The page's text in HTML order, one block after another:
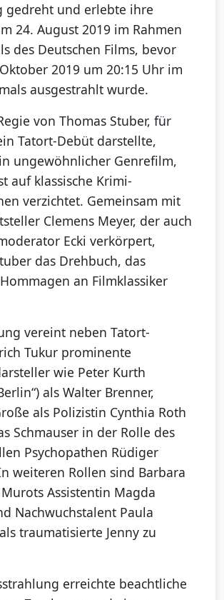
gedreht und erlebte ihre
24. August 2019 im Rahmen
des Deutschen Films, bevor
2019 um 20:15 Uhr im
ausgestrahlt wurde.
von Thomas Stuber, für
Tatort-Debüt darstellte,
ungewöhnlicher Genrefilm,
auf klassische Krimi-
verzichtet. Gemeinsam mit
Clemens Meyer, der auch
Ecki verkörpert,
das Drehbuch, das
an Filmklassiker
vereint neben Tatort-
Tukur prominente
wie Peter Kurth
als Walter Brenner,
als Polizistin Cynthia Roth
Schmauser in der Rolle des
Psychopathen Rüdiger
weiteren Rollen sind Barbara
Assistentin Magda
Nachwuchstalent Paula
traumatisierte Jenny zu
erreichte beachtliche